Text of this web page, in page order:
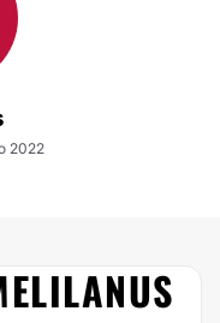
2022